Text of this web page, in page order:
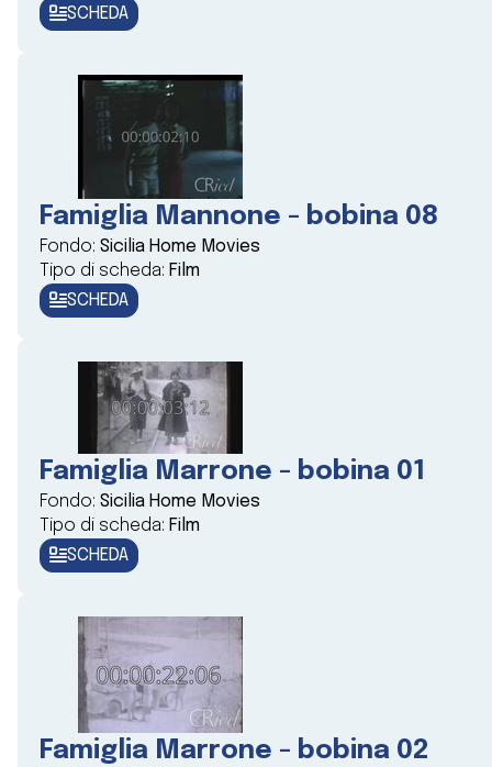
SCHEDA
Famiglia Mannone - bobina 08
Fondo: Sicilia Home Movies
Tipo di scheda: Film
SCHEDA
Famiglia Marrone - bobina 01
Fondo: Sicilia Home Movies
Tipo di scheda: Film
SCHEDA
Famiglia Marrone - bobina 02